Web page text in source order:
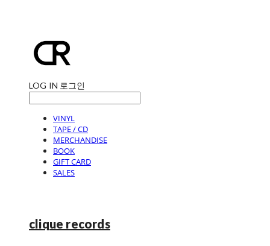
LOG IN 로그인
VINYL
TAPE / CD
MERCHANDISE
BOOK
GIFT CARD
SALES
clique records